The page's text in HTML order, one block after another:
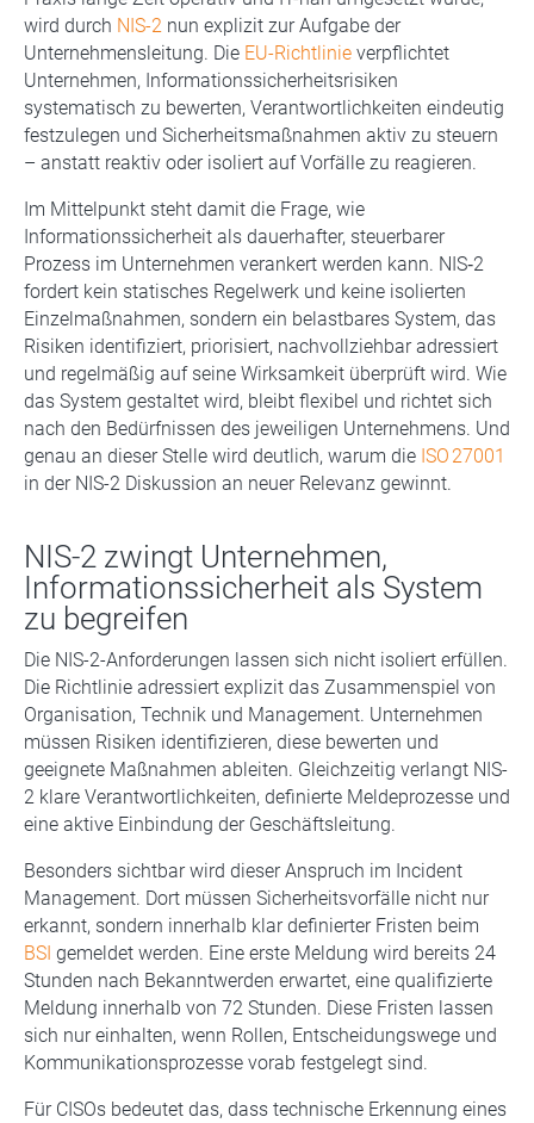
wird durch NIS-2 nun explizit zur Aufgabe der
Unternehmensleitung. Die EU-Richtlinie verpflichtet
Unternehmen, Informationssicherheitsrisiken
systematisch zu bewerten, Verantwortlichkeiten eindeutig
festzulegen und Sicherheitsmaßnahmen aktiv zu steuern
– anstatt reaktiv oder isoliert auf Vorfälle zu reagieren.
Im Mittelpunkt steht damit die Frage, wie
Informationssicherheit als dauerhafter, steuerbarer
Prozess im Unternehmen verankert werden kann. NIS‑2
fordert kein statisches Regelwerk und keine isolierten
Einzelmaßnahmen, sondern ein belastbares System, das
Risiken identifiziert, priorisiert, nachvollziehbar adressiert
und regelmäßig auf seine Wirksamkeit überprüft wird. Wie
das System gestaltet wird, bleibt flexibel und richtet sich
nach den Bedürfnissen des jeweiligen Unternehmens. Und
genau an dieser Stelle wird deutlich, warum die ISO 27001
in der NIS-2 Diskussion an neuer Relevanz gewinnt.
NIS-2 zwingt Unternehmen,
Informationssicherheit als System
zu begreifen
Die NIS-2-Anforderungen lassen sich nicht isoliert erfüllen.
Die Richtlinie adressiert explizit das Zusammenspiel von
Organisation, Technik und Management. Unternehmen
müssen Risiken identifizieren, diese bewerten und
geeignete Maßnahmen ableiten. Gleichzeitig verlangt NIS-
2 klare Verantwortlichkeiten, definierte Meldeprozesse und
eine aktive Einbindung der Geschäftsleitung.
Besonders sichtbar wird dieser Anspruch im Incident
Management. Dort müssen Sicherheitsvorfälle nicht nur
erkannt, sondern innerhalb klar definierter Fristen beim
BSI gemeldet werden. Eine erste Meldung wird bereits 24
Stunden nach Bekanntwerden erwartet, eine qualifizierte
Meldung innerhalb von 72 Stunden. Diese Fristen lassen
sich nur einhalten, wenn Rollen, Entscheidungswege und
Kommunikationsprozesse vorab festgelegt sind.
Für CISOs bedeutet das, dass technische Erkennung eines